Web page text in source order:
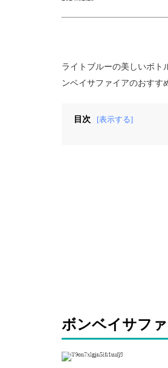
ライトブルーの美しいボト
ンベイサファイアのおすす
目次 [表示する]
ボンベイサフ
引用: https://www.instagram.com/p/